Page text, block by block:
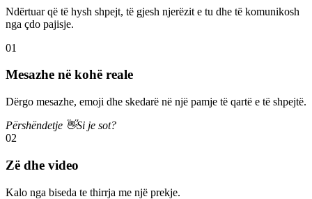
Ndërtuar që të hysh shpejt, të gjesh njerëzit e tu dhe të komunikosh
nga çdo pajisje.
01
Mesazhe në kohë reale
Dërgo mesazhe, emoji dhe skedarë në një pamje të qartë e të shpejtë.
Përshëndetje 👋Si je sot?
02
Zë dhe video
Kalo nga biseda te thirrja me një prekje.